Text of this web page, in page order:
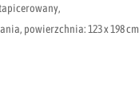
powierzchnia: 123 x 198 cm